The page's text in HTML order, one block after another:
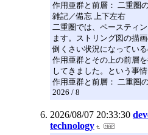
作用亜群と前層： 二重圏
雑記／備忘 上下左右
二重圏では、ペースティ
ます。ストリング図の描
倒くさい状況になってい
作用亜群とその上の前層
してきました。という事
作用亜群と前層： 二重圏
2026 / 8
2026/08/07 20:33:30
technology